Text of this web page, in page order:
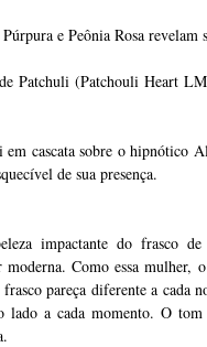
e Peônia Rosa
Patchuli (Patchouli Heart
cascata sobre o hipnótico
de sua presença.
impactante do frasco
Como essa mulher,
pareça diferente a cada
lado a cada momento. O